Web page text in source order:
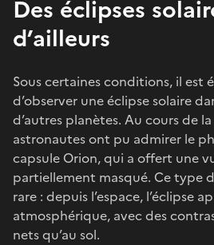
Des éclipses
d’ailleurs
Sous certaines conditions, il est
d’observer une éclipse solaire
d’autres planètes. Au cours de
astronautes ont pu admirer le
capsule Orion, qui a offert une
partiellement masqué. Ce type
rare : depuis l’espace, l’éclipse
atmosphérique, avec des
nets qu’au sol.